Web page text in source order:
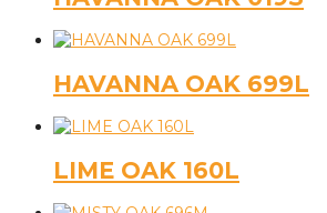
HAVANNA OAK 699L
LIME OAK 160L